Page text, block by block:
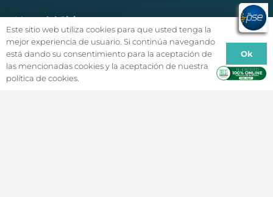
Mapa del Sitio
Nuestra
Institución
Oferta
Académica
Investigaciones
La Editorial
Biblioteca
Egresados
Este sitio web utiliza cookies para que usted tenga la
mejor experiencia de usuario. Si continúa navegando
está dando su consentimiento para la aceptación de
las mencionadas cookies y la aceptación de nuestra
política de cookies.
Ok